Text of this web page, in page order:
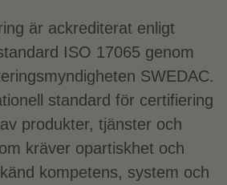
är ackrediterat enligt
ISO 17065 genom
SWEDAC.
standard för certifiering
produkter, tjänster och
kräver opartiskhet och
kompetens, system och